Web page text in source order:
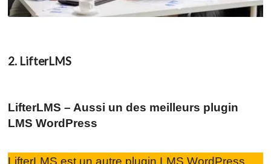
2. LifterLMS
LifterLMS – Aussi un des meilleurs plugin
LMS WordPress
LifterLMS est un autre plugin LMS WordPress